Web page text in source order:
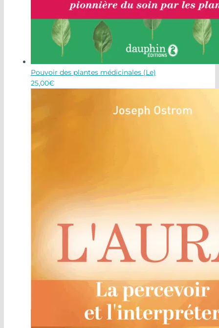
Pouvoir des plantes médicinales (Le)
25,00€